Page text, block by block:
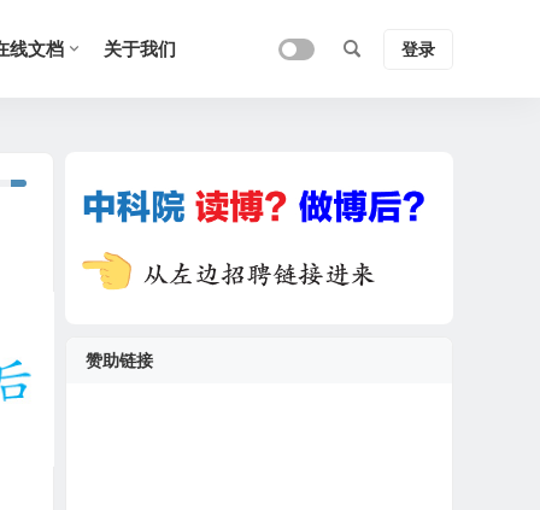
线文档 关于我们 登录
赞助链接